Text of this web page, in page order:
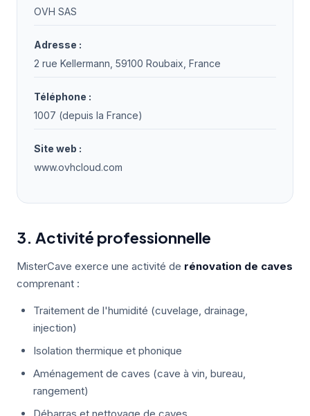
OVH SAS
Adresse :
2 rue Kellermann, 59100 Roubaix, France
Téléphone :
1007 (depuis la France)
Site web :
www.ovhcloud.com
3. Activité professionnelle
MisterCave exerce une activité de rénovation de caves
comprenant :
Traitement de l'humidité (cuvelage, drainage,
injection)
Isolation thermique et phonique
Aménagement de caves (cave à vin, bureau,
rangement)